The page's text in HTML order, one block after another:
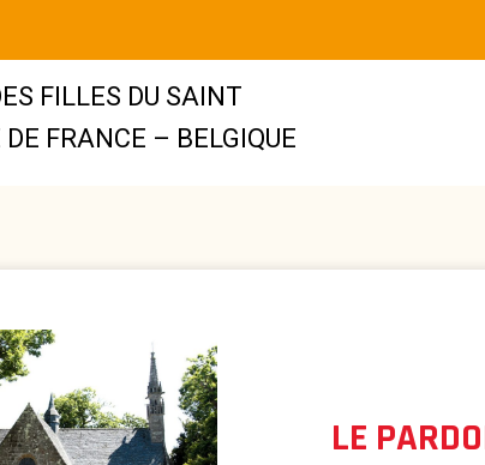
FILLES DU SAINT
FRANCE – BELGIQUE
LE